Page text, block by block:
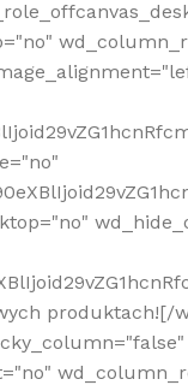
produktach![/